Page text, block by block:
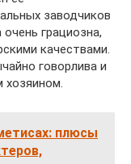
заводчиков
грациозна,
качествами.
говорлива и
хозяином.
плюсы